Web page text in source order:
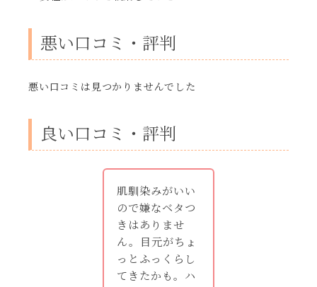
悪い口コミ・評判
悪い口コミは見つかりませんでした
良い口コミ・評判
肌馴染みがいい
ので嫌なベタつ
きはありませ
ん。目元がちょ
っとふっくらし
てきたかも。ハ